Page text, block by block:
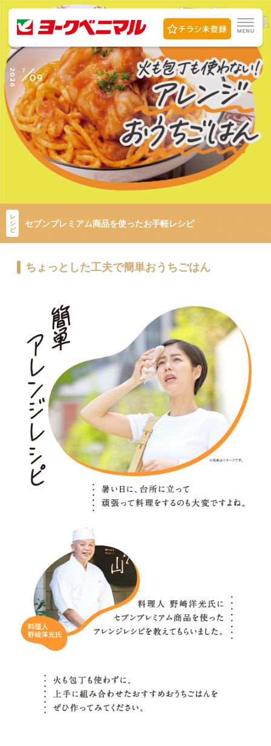
2026 7
09
レ
シ
ピ
セブンプレミアム商品を使ったお手軽レシピ
ちょっとした工夫で簡単おうちごはん